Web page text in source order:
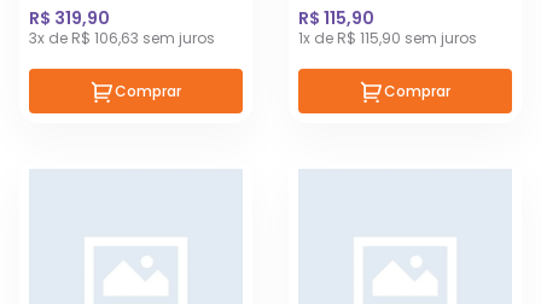
Mini,Pequena e
Média 10,1kg
R$ 319,90
3x de R$ 106,63 sem juros
Comprar
Kg
R$ 115,90
1x de R$ 115,90 sem juros
Comprar